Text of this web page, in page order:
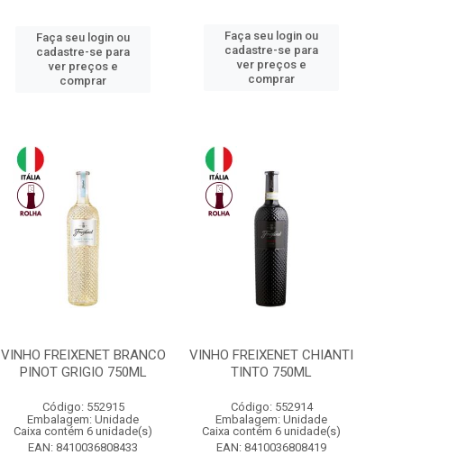
Faça seu login ou
cadastre-se para
ver preços e
comprar
Faça seu login ou
cadastre-se para
ver preços e
comprar
VINHO FREIXENET BRANCO
PINOT GRIGIO 750ML
Código: 552915
Embalagem: Unidade
Caixa contém 6 unidade(s)
EAN: 8410036808433
VINHO FREIXENET CHIANTI
TINTO 750ML
Código: 552914
Embalagem: Unidade
Caixa contém 6 unidade(s)
EAN: 8410036808419